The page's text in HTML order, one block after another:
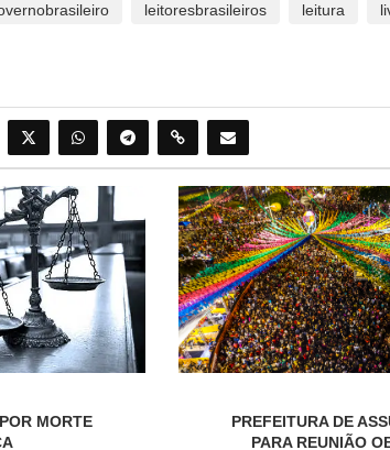
leitoresbrasileiros leitura
MORTE
PREFEITURA DE
PARA REUNIÃO